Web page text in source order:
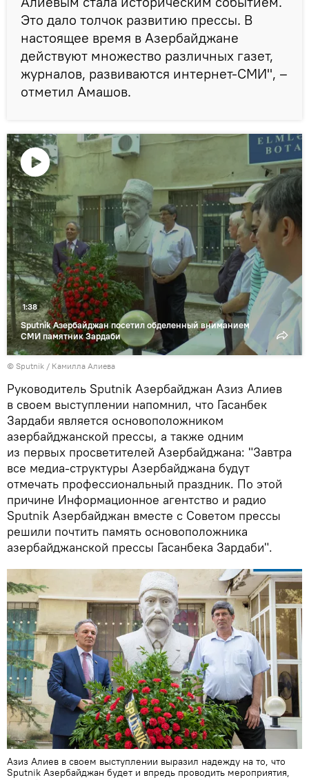
Это дало толчок развитию прессы. В
настоящее время в Азербайджане
действуют множество различных газет,
журналов, развиваются интернет-СМИ", –
отметил Амашов.
Воспроизвести
видео
Sputnik Азербайджан посетил обделенный вниманием
СМИ памятник Зардаби
1:38
© Sputnik / Камилла Алиева
Руководитель Sputnik Азербайджан Азиз Алиев
в своем выступлении напомнил, что Гасанбек
Зардаби является основоположником
азербайджанской прессы, а также одним
из первых просветителей Азербайджана: "Завтра
все медиа-структуры Азербайджана будут
отмечать профессиональный праздник. По этой
причине Информационное агентство и радио
Sputnik Азербайджан вместе с Советом прессы
решили почтить память основоположника
азербайджанской прессы Гасанбека Зардаби".
Азиз Алиев в своем выступлении выразил надежду на то, что
Sputnik Азербайджан будет и впредь проводить мероприятия,